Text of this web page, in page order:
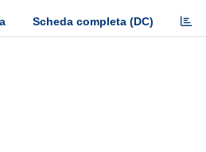
Scheda completa (DC)